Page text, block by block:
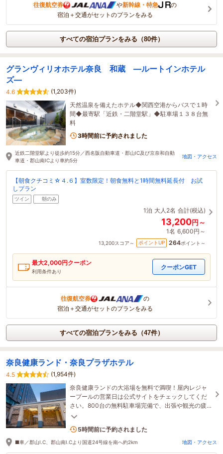
往復航空券 や新幹線・特急
の
宿泊＋交通がセットのプランをみる
すべての宿泊プランをみる（80件）
グランヴィリオホテル奈良 和蔵 ―ルートインホテル
ズ―
4.6
(1,203件)
天然温泉を備えたホテル◆関西空港からバスで１時
間◆最寄駅「近鉄・二階堂駅」◆駐車場１３８台無
料
3時間前に予約されました
近鉄二階堂駅より徒歩約15分／西名阪自動車道・郡山IC及び京奈和自動
車道・郡山南ICより車約5分
地図・アクセス
【朝食クチコミ☆４.６】室数限定！朝食無料と1時間無料延長付 お試
しプラン
ツイン 朝のみ
1泊 大人2名 合計(税込)
13,200円～
1名 6,600円～
13,200スコア～ ポイントUP 264ポイント～
最大2,000円クーポン
利用条件あり
クーポンGET
往復航空券
の
宿泊＋交通がセットのプランをみる
すべての宿泊プランをみる（47件）
奈良健康ランド・奈良プラザホテル
4.5
(1,954件)
奈良健康ランドの大浴場を無料で満喫！屋内レジャ
ープールの営業日は公式サイトをチェックしてくだ
さい。800台の無料駐車場完備で、出張や観光の疲
れを癒しながら、ご家族皆様で楽しめます。
1名がこの宿を見ています
■車／郡山I.C、郡山南I.Cより国道24号線を南へ約2km 地図・アクセス